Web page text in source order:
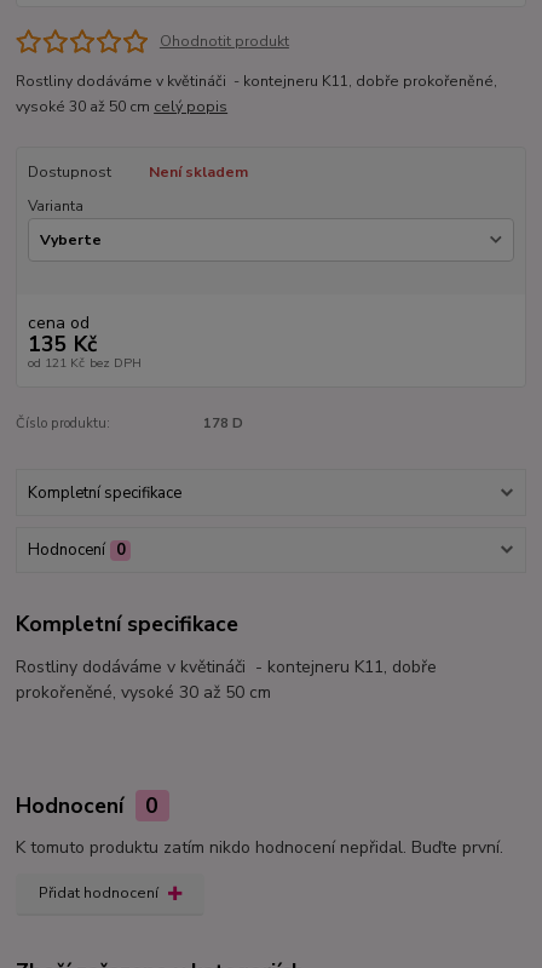
Ohodnotit produkt
Rostliny dodáváme v květináči - kontejneru K11, dobře prokořeněné,
vysoké 30 až 50 cm celý popis
Dostupnost
Není skladem
Varianta
cena od
135 Kč
od 121 Kč bez DPH
Číslo produktu: 178 D
Kompletní specifikace
Hodnocení 0
Kompletní specifikace
Rostliny dodáváme v květináči - kontejneru K11, dobře
prokořeněné, vysoké 30 až 50 cm
Hodnocení 0
K tomuto produktu zatím nikdo hodnocení nepřidal. Buďte první.
Přidat hodnocení